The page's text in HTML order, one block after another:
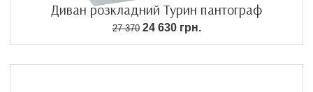
Диван розкладний Турин пантограф
27 37024 630 грн.